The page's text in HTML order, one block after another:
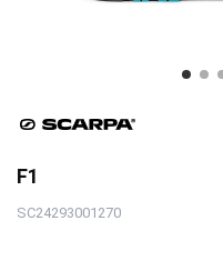
F1
SC24293001270